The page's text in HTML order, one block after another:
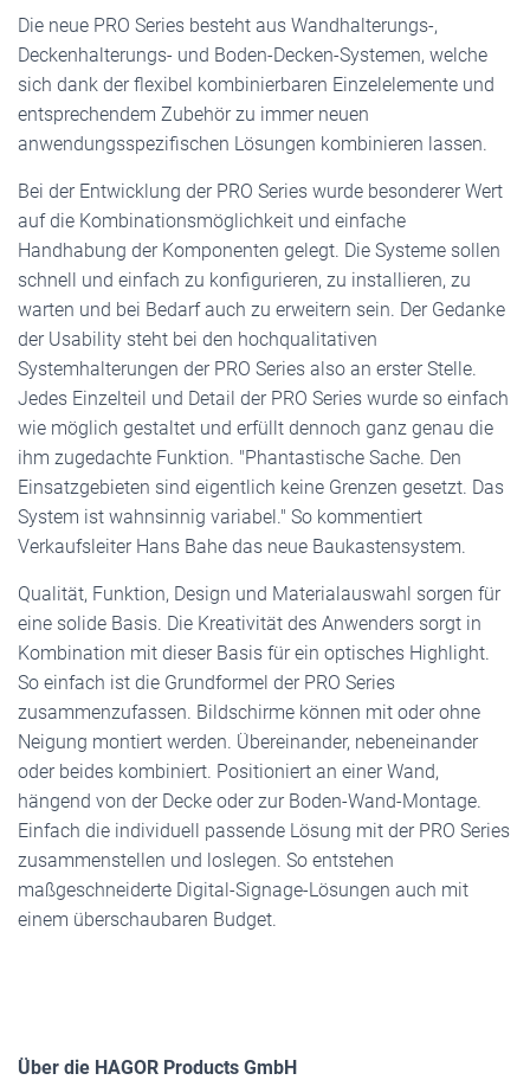
Die neue PRO Series besteht aus Wandhalterungs-,
Deckenhalterungs- und Boden-Decken-Systemen, welche
sich dank der flexibel kombinierbaren Einzelelemente und
entsprechendem Zubehör zu immer neuen
anwendungsspezifischen Lösungen kombinieren lassen.
Bei der Entwicklung der PRO Series wurde besonderer Wert
auf die Kombinationsmöglichkeit und einfache
Handhabung der Komponenten gelegt. Die Systeme sollen
schnell und einfach zu konfigurieren, zu installieren, zu
warten und bei Bedarf auch zu erweitern sein. Der Gedanke
der Usability steht bei den hochqualitativen
Systemhalterungen der PRO Series also an erster Stelle.
Jedes Einzelteil und Detail der PRO Series wurde so einfach
wie möglich gestaltet und erfüllt dennoch ganz genau die
ihm zugedachte Funktion. "Phantastische Sache. Den
Einsatzgebieten sind eigentlich keine Grenzen gesetzt. Das
System ist wahnsinnig variabel." So kommentiert
Verkaufsleiter Hans Bahe das neue Baukastensystem.
Qualität, Funktion, Design und Materialauswahl sorgen für
eine solide Basis. Die Kreativität des Anwenders sorgt in
Kombination mit dieser Basis für ein optisches Highlight.
So einfach ist die Grundformel der PRO Series
zusammenzufassen. Bildschirme können mit oder ohne
Neigung montiert werden. Übereinander, nebeneinander
oder beides kombiniert. Positioniert an einer Wand,
hängend von der Decke oder zur Boden-Wand-Montage.
Einfach die individuell passende Lösung mit der PRO Series
zusammenstellen und loslegen. So entstehen
maßgeschneiderte Digital-Signage-Lösungen auch mit
einem überschaubaren Budget.
Über die HAGOR Products GmbH